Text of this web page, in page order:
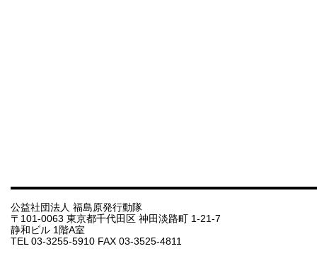
公益社団法人 福島原発行動隊
〒101-0063 東京都千代田区 神田淡路町 1-21-7
静和ビル 1階A室
TEL 03-3255-5910 FAX 03-3525-4811